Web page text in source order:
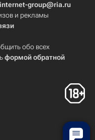
internet-group@ria.ru
и рекламы
обо всех
формой обратной